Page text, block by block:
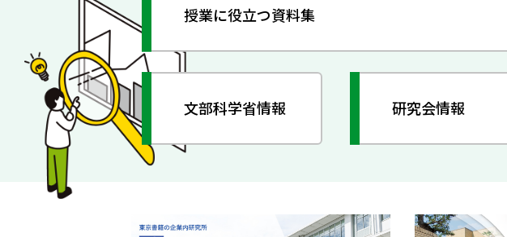
授業に役立つ資料集
文部科学省情報 研究会情報